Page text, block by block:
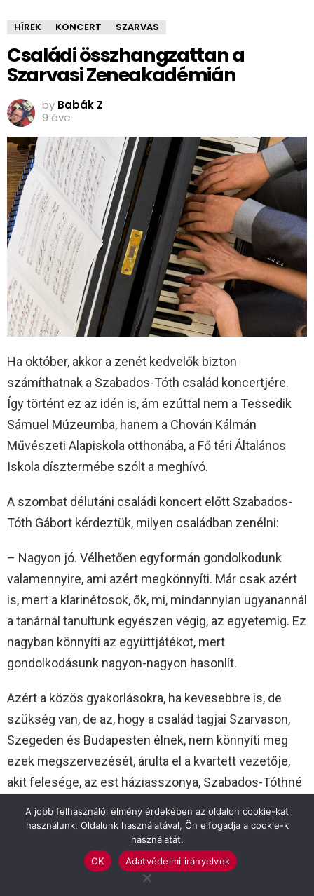
HÍREK KONCERT SZARVAS
Családi összhangzattan a
Szarvasi Zeneakadémián
by Babák Z
9 éve
Ha október, akkor a zenét kedvelők bizton
számíthatnak a Szabados-Tóth család koncertjére.
Így történt ez az idén is, ám ezúttal nem a Tessedik
Sámuel Múzeumba, hanem a Chován Kálmán
Művészeti Alapiskola otthonába, a Fő téri Általános
Iskola dísztermébe szólt a meghívó.
A szombat délutáni családi koncert előtt Szabados-
Tóth Gábort kérdeztük, milyen családban zenélni:
– Nagyon jó. Vélhetően egyformán gondolkodunk
valamennyire, ami azért megkönnyíti. Már csak azért
is, mert a klarinétosok, ők, mi, mindannyian ugyanannál
a tanárnál tanultunk egyészen végig, az egyetemig. Ez
nagyban könnyíti az együttjátékot, mert
gondolkodásunk nagyon-nagyon hasonlít.
Azért a közös gyakorlásokra, ha kevesebbre is, de
szükség van, de az, hogy a család tagjai Szarvason,
Szegeden és Budapesten élnek, nem könnyíti meg
ezek megszervezését, árulta el a kvartett vezetője,
akit felesége, az est háziasszonya, Szabados-Tóthné
Kozák Ilona a kvartett tagjai, László, Bálint, ifjabb
Gábor után úgy mutatott be, mint a “legifjabb” Gábor.
Szabados-Tóthné Kozák Ilona Babits Mihály A
második ének című versének következő négy
A jobb felhasználói élmény érdekében az oldalon cookie-kat
használunk. Oldalunk használatával, Ön elfogadja a cookie-k
használatát.
OK
Adatvédelmi irányelvek